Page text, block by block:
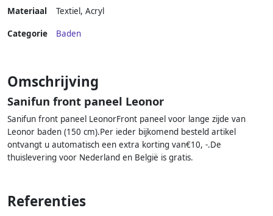
Materiaal Textiel , Acryl
Categorie Baden
Omschrijving
Sanifun front paneel Leonor
Sanifun front paneel LeonorFront paneel voor lange zijde van
Leonor baden (150 cm).Per ieder bijkomend besteld artikel
ontvangt u automatisch een extra korting van€10, -.De
thuislevering voor Nederland en België is gratis.
Referenties